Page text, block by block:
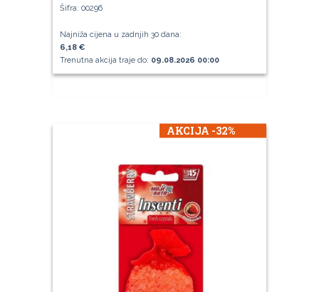
Šifra: 00296
Najniža cijena u zadnjih 30 dana:
6,18 €
Trenutna akcija traje do: 09.08.2026 00:00
AKCIJA -32%